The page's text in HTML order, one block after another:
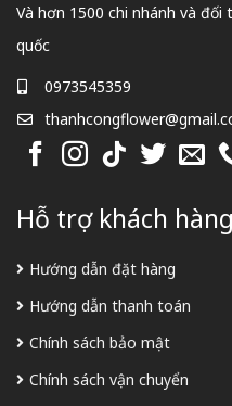
Và hơn 1500 chi nhánh và
quốc
0973545359
Hỗ trợ khách hàng
Hướng dẫn đặt hàng
Hướng dẫn thanh toán
Chính sách bảo mật
Chính sách vận chuyển